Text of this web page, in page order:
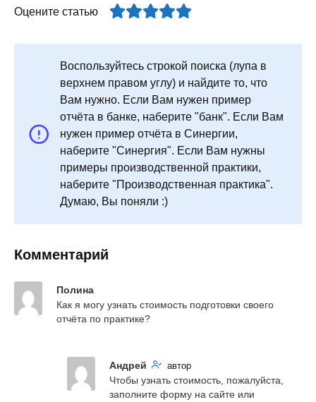
Оцените статью
Воспользуйтесь строкой поиска (лупа в
верхнем правом углу) и найдите то, что
Вам нужно. Если Вам нужен пример
отчёта в банке, наберите "банк". Если Вам
нужен пример отчёта в Синергии,
наберите "Синергия". Если Вам нужны
примеры производственной практики,
наберите "Производственная практика".
Думаю, Вы поняли :)
Комментарий
Полина
Как я могу узнать стоимость подготовки своего
отчёта по практике?
Андрей автор
Чтобы узнать стоимость, пожалуйста,
заполните форму на сайте или